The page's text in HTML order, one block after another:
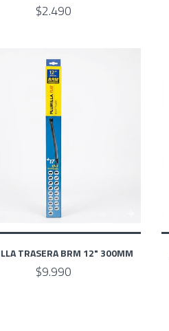
$2.490
TRASERA BRM 12" 300MM
$9.990